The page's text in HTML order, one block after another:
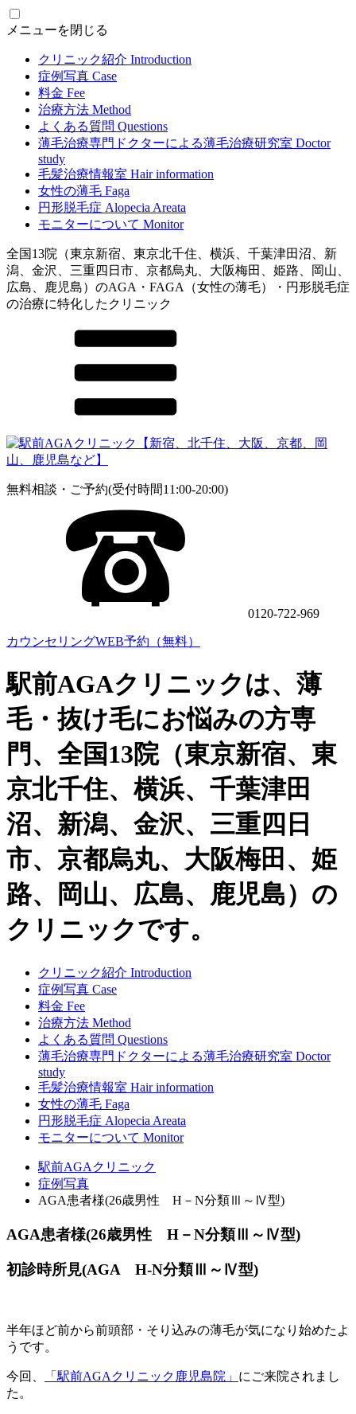
メニューを閉じる
クリニック紹介 Introduction
症例写真 Case
料金 Fee
治療方法 Method
よくある質問 Questions
薄毛治療専門ドクターによる薄毛治療研究室 Doctor
study
毛髪治療情報室 Hair information
女性の薄毛 Faga
円形脱毛症 Alopecia Areata
モニターについて Monitor
全国13院（東京新宿、東京北千住、横浜、千葉津田沼、新
潟、金沢、三重四日市、京都烏丸、大阪梅田、姫路、岡山、
広島、鹿児島）のAGA・FAGA（女性の薄毛）・円形脱毛症
の治療に特化したクリニック
無料相談・ご予約(受付時間11:00-20:00)
0120-722-969
カウンセリングWEB予約（無料）
駅前AGAクリニックは、薄
毛・抜け毛にお悩みの方専
門、全国13院（東京新宿、東
京北千住、横浜、千葉津田
沼、新潟、金沢、三重四日
市、京都烏丸、大阪梅田、姫
路、岡山、広島、鹿児島）の
クリニックです。
クリニック紹介 Introduction
症例写真 Case
料金 Fee
治療方法 Method
よくある質問 Questions
薄毛治療専門ドクターによる薄毛治療研究室 Doctor
study
毛髪治療情報室 Hair information
女性の薄毛 Faga
円形脱毛症 Alopecia Areata
モニターについて Monitor
駅前AGAクリニック
症例写真
AGA患者様(26歳男性 H－N分類Ⅲ～Ⅳ型)
AGA患者様(26歳男性 H－N分類Ⅲ～Ⅳ型)
初診時所見(AGA H-N分類Ⅲ～Ⅳ型)
半年ほど前から前頭部・そり込みの薄毛が気になり始めたよ
うです。
今回、 「駅前AGAクリニック鹿児島院」 にご来院されまし
た。